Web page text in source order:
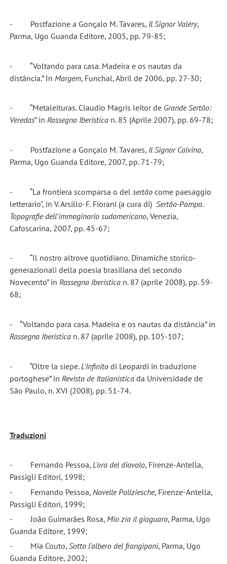
- Postfazione a Gonçalo M. Tavares, Il Signor Valéry,
Parma, Ugo Guanda Editore, 2005, pp. 79-85;
- “Voltando para casa. Madeira e os nautas da
distância.” In Margem, Funchal, Abril de 2006, pp. 27-30;
- “Metaleituras. Claudio Magris leitor de Grande Sertão:
Veredas” in Rassegna Iberistican. 85 (Aprile 2007), pp. 69-78;
- Postfazione a Gonçalo M. Tavares, Il Signor Calvino,
Parma, Ugo Guanda Editore, 2007, pp. 71-79;
- “La frontiera scomparsa o del sertãocome paesaggio
letterario", in V. Arsillo-F. Fiorani (a cura di) Sertão-Pampa.
Topografie dell'immaginario sudamericano, Venezia,
Cafoscarina, 2007, pp. 45-67;
- “Il nostro altrove quotidiano. Dinamiche storico-
generazionali della poesia brasiliana del secondo
Novecento” in Rassegna Iberistican. 87 (aprile 2008), pp. 59-
68;
- “Voltando para casa. Madeira e os nautas da distância” in
Rassegna Iberistican. 87 (aprile 2008), pp. 105-107;
- “Oltre la siepe. L'Infinitodi Leopardi in traduzione
portoghese” in Revista de Italianísticada Universidade de
São Paulo, n. XVI (2008), pp. 51-74.
Traduzioni
- Fernando Pessoa, L'ora del diavolo, Firenze-Antella,
Passigli Editori, 1998;
- Fernando Pessoa, Novelle Poliziesche, Firenze-Antella,
Passigli Editori, 1999;
- João Guimarães Rosa, Mio zio il giaguaro, Parma, Ugo
Guanda Editore, 1999;
- Mia Couto, Sotto l'albero del frangipani, Parma, Ugo
Guanda Editore, 2002;